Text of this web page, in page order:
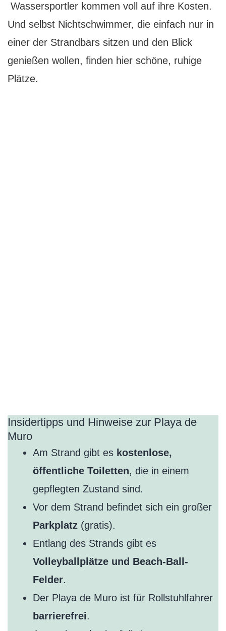
Wassersportler kommen voll auf ihre Kosten.
Und selbst Nichtschwimmer, die einfach nur in
einer der Strandbars sitzen und den Blick
genießen wollen, finden hier schöne, ruhige
Plätze.
Insidertipps und Hinweise zur Playa de
Muro
Am Strand gibt es kostenlose,
öffentliche Toiletten, die in einem
gepflegten Zustand sind.
Vor dem Strand befindet sich ein großer
Parkplatz (gratis).
Entlang des Strands gibt es
Volleyballplätze und Beach-Ball-
Felder.
Der Playa de Muro ist für Rollstuhlfahrer
barrierefrei.